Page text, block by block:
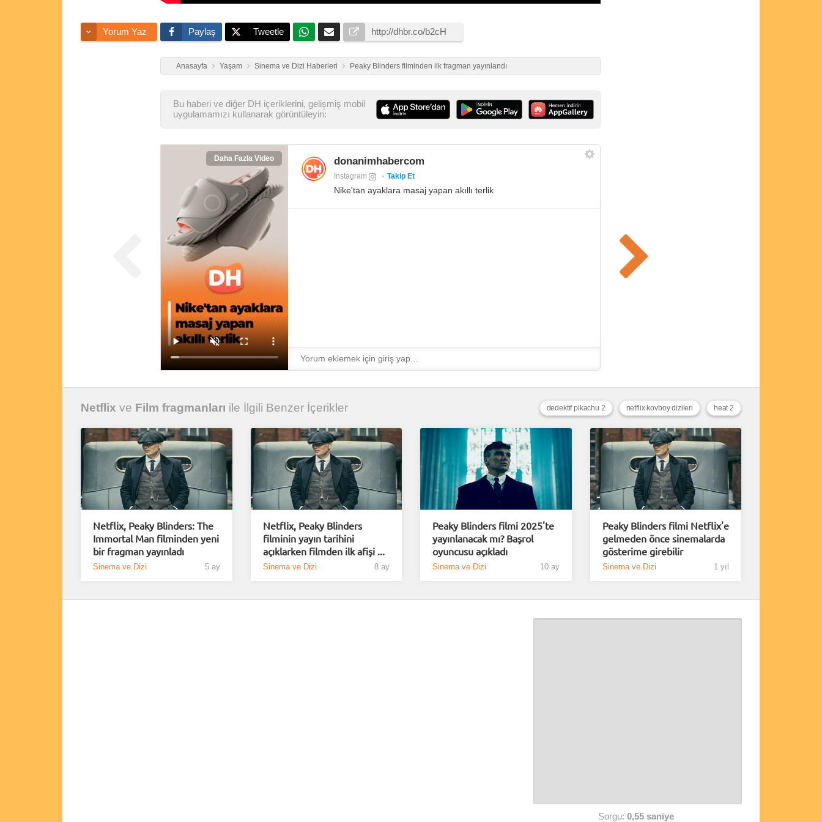
Yorum Yaz Paylaş Tweetle
Anasayfa Yaşam Sinema ve Dizi Haberleri Peaky Blinders filminden ilk fragman yayınlandı
Bu haberi ve diğer DH içeriklerini, gelişmiş mobil
uygulamamızı kullanarak görüntüleyin:
Daha Fazla Video donanimhabercom
Instagram Takip Et
Nike'tan ayaklara masaj yapan akıllı terlik
Netflix ve Film fragmanları ile İlgili Benzer İçerikler heat 2
netflix kovboy dizileri
dedektif pikachu 2
Netflix, Peaky Blinders: The
Immortal Man filminden yeni
bir fragman yayınladı
Sinema ve Dizi 5 ay
Netflix, Peaky Blinders
filminin yayın tarihini
açıklarken filmden ilk afişi ...
Sinema ve Dizi 8 ay
Peaky Blinders filmi 2025'te
yayınlanacak mı? Başrol
oyuncusu açıkladı
Sinema ve Dizi 10 ay
Peaky Blinders filmi Netflix'e
gelmeden önce sinemalarda
gösterime girebilir
Sinema ve Dizi 1 yıl
Sorgu: 0,55 saniye